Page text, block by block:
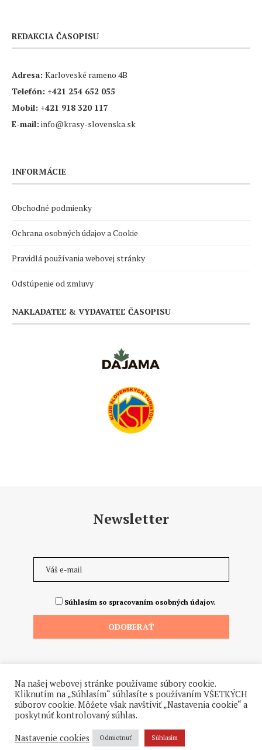
REDAKCIA ČASOPISU
Adresa: Karloveské rameno 4B
Telefón: +421 254 652 055
Mobil: +421 918 320 117
E-mail: info@krasy-slovenska.sk
INFORMÁCIE
Obchodné podmienky
Ochrana osobných údajov a Cookie
Pravidlá používania webovej stránky
Odstúpenie od zmluvy
NAKLADATEĽ & VYDAVATEĽ ČASOPISU
Newsletter
Súhlasím so spracovaním osobných údajov.
©2026 - Všetky práva vyhradené. Hrdo a od ♥ dodalo štúdio
Na našej webovej stránke používame súbory cookie.
Kliknutím na „Súhlasím“ súhlasíte s používaním VŠETKÝCH
súborov cookie. Môžete však navštíviť „Nastavenia cookie“ a
poskytnúť kontrolovaný súhlas.
Nastavenie cookies Odmietnuť Súhlasím